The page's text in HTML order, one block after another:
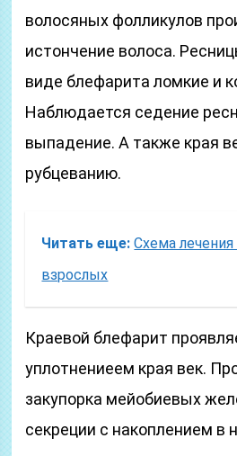
волосяных фолликулов
истончение волоса.
виде блефарита ломкие и
Наблюдается седение
выпадение. А также края
рубцеванию.
Читать еще: Схема
взрослых
Краевой блефарит
уплотнениеем края век.
закупорка мейобиевых
секреции с накоплением в